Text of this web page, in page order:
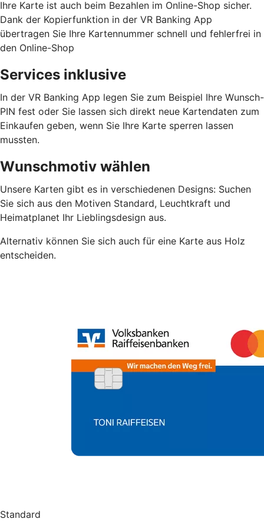
Ihre Karte ist auch beim Bezahlen im Online-Shop sicher.
Dank der Kopierfunktion in der VR Banking App
übertragen Sie Ihre Kartennummer schnell und fehlerfrei in
den Online-Shop
Services inklusive
In der VR Banking App legen Sie zum Beispiel Ihre Wunsch-
PIN fest oder Sie lassen sich direkt neue Kartendaten zum
Einkaufen geben, wenn Sie Ihre Karte sperren lassen
mussten.
Wunschmotiv wählen
Unsere Karten gibt es in verschiedenen Designs: Suchen
Sie sich aus den Motiven Standard, Leuchtkraft und
Heimatplanet Ihr Lieblingsdesign aus.
Alternativ können Sie sich auch für eine Karte aus Holz
entscheiden.
Standard